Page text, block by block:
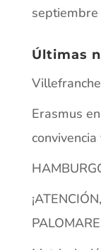
Últimas
Erasmus